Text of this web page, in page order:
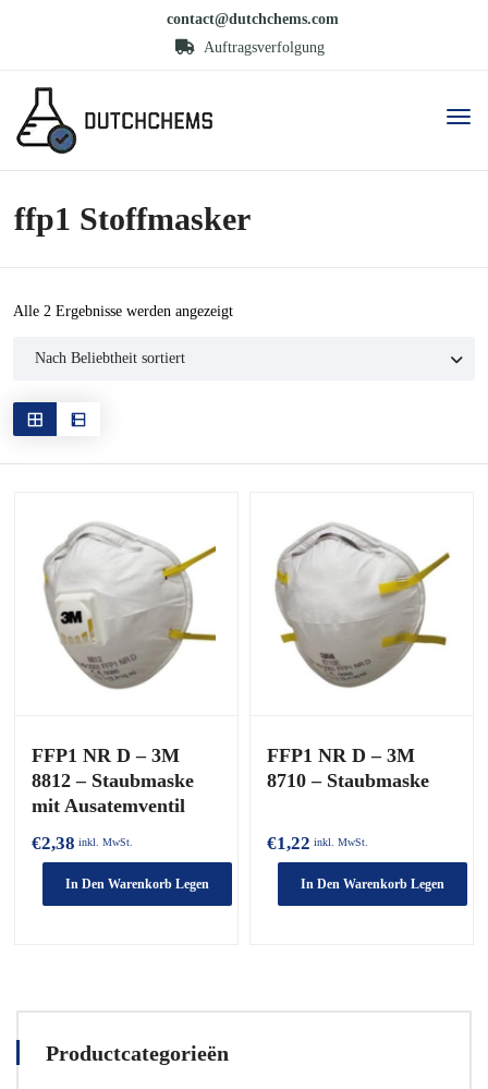
contact@dutchchems.com
Auftragsverfolgung
ffp1 Stoffmasker
Productcategorieën
Alle 2 Ergebnisse werden angezeigtNach
FFP1 NR D – 3M
8812 – Staubmaske
mit Ausatemventil
€2,38 inkl. MwSt.
In Den Warenkorb Legen
FFP1 NR D – 3M
8710 – Staubmaske
€1,22 inkl. MwSt.
In Den Warenkorb Legen